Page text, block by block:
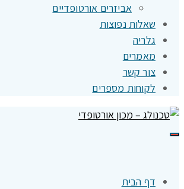
אביזרים אורטופדיים
שאלות נפוצות
גלריה
מאמרים
צור קשר
לקוחות מספרים
תפריט
דף הבית